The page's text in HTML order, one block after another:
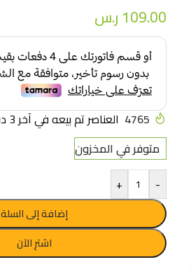
109.00 ر.س
4765 العناصر تم بيعه في آخر 3 دقائق
متوفر في المخزون
-
+
إضافة إلى السلة
اشترِ الآن